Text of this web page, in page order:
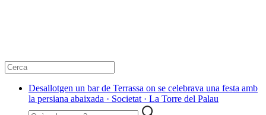
Desallotgen un bar de Terrassa on se celebrava una festa amb
la persiana abaixada · Societat · La Torre del Palau